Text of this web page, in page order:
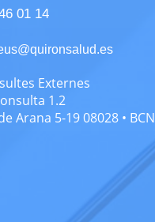
01 14
Externes
1.2
Arana 5-19 08028 • BCN